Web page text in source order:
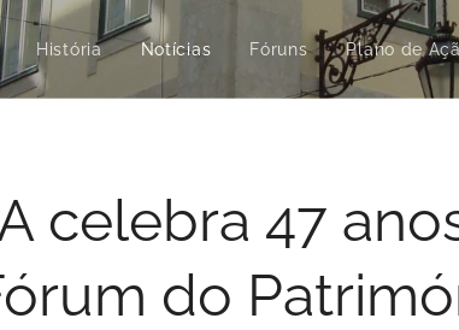
História Notícias Fóruns Plano de
celebra 47
do